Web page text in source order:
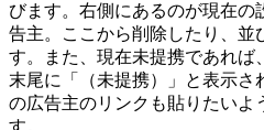
びます。右側にあるのが現在
告主。ここから削除したり、並
す。また、現在未提携であれば
末尾に「（未提携）」と表示
の広告主のリンクも貼りたいよ
す。